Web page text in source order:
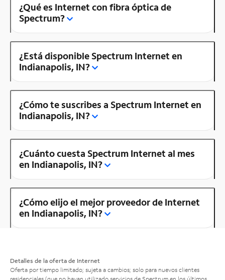
¿Qué es Internet con fibra óptica de
Spectrum?
¿Está disponible Spectrum Internet en
Indianapolis, IN?
¿Cómo te suscribes a Spectrum Internet en
Indianapolis, IN?
¿Cuánto cuesta Spectrum Internet al mes
en Indianapolis, IN?
¿Cómo elijo el mejor proveedor de Internet
en Indianapolis, IN?
Detalles de la oferta de Internet
Oferta por tiempo limitado; sujeta a cambios; solo para nuevos clientes